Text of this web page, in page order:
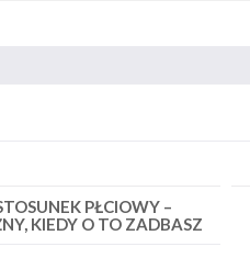
PŁCIOWY –
KIEDY O TO ZADBASZ